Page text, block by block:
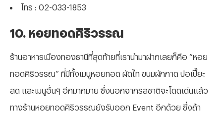
โทร : 02-033-1853
10. หอยทอดศิริวรรณ
ร้านอาหารเมืองทองธานีที่สุดท้ายที่เรานำมาฝากเลยก็คือ “หอย
ทอดศิริวรรณ” ที่มีทั้งเมนูหอยทอด ผัดไท ขนมผักกาด ปอเปี๊ยะ
สด และเมนูอื่นๆ อีกมากมาย ซึ่งนอกจากรสชาติจะโดดเด่นแล้ว
ทางร้านหอยทอดศิริวรรณยังรับออก Event อีกด้วย ซึ่งถ้า